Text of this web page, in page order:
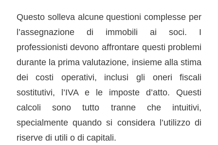
Questo solleva alcune questioni complesse per
l’assegnazione di immobili ai soci. I
professionisti devono affrontare questi problemi
durante la prima valutazione, insieme alla stima
dei costi operativi, inclusi gli oneri fiscali
sostitutivi, l’IVA e le imposte d’atto. Questi
calcoli sono tutto tranne che intuitivi,
specialmente quando si considera l’utilizzo di
riserve di utili o di capitali.